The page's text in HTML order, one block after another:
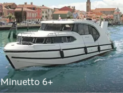
Minuetto 6+